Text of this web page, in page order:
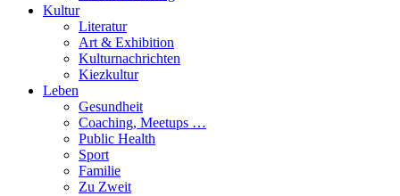
Kultur
Literatur
Art & Exhibition
Kulturnachrichten
Kiezkultur
Leben
Gesundheit
Coaching, Meetups …
Public Health
Sport
Familie
Zu Zweit